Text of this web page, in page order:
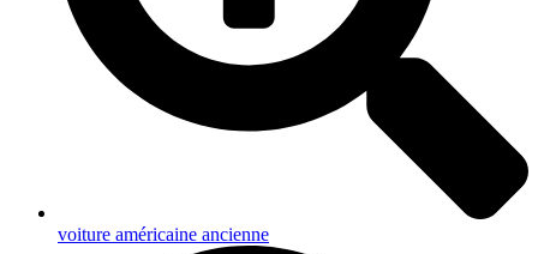
voiture américaine ancienne